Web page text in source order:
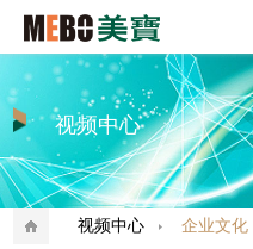
视频中心
视频中心 企业文化